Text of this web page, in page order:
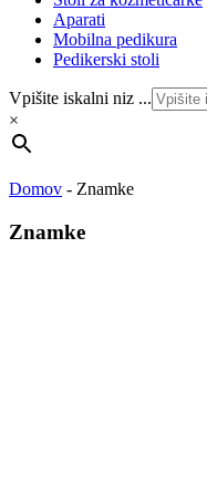
Aparati
Mobilna pedikura
Pedikerski stoli
Vpišite iskalni niz ...
×
Domov - Znamke
Znamke